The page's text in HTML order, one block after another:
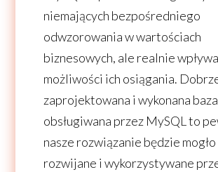
niemających bezpośredniego
odwzorowania w wartościach
biznesowych, ale realnie
możliwości ich osiągania.
zaprojektowana i wykonana
obsługiwana przez MySQL to
nasze rozwiązanie będzie
rozwijane i wykorzystywane